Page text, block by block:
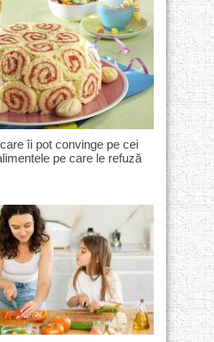
îi pot convinge pe cei
pe care le refuză